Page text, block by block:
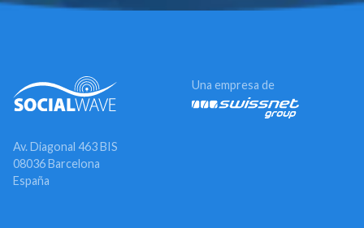
Av. Diagonal 463 BIS
08036 Barcelona
España
Una empresa de